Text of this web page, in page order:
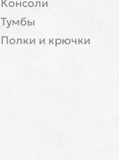
Консоли
Тумбы
Полки и крючки